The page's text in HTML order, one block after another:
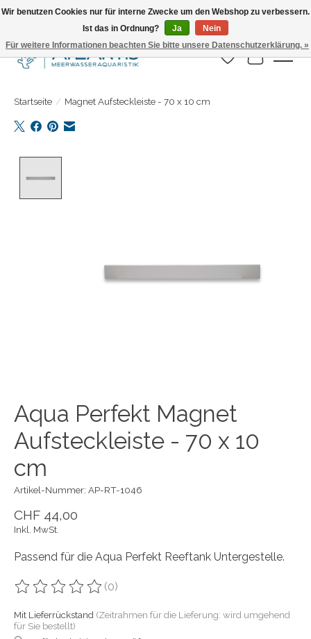
Täglicher Versand. Bestelle bis 15.00 Uhr
Wunschzettel
Ihr
Startseite / Magnet Aufsteckleiste - 70 x 10 cm
Aqua Perfekt Magnet
Aufsteckleiste - 70 x 10
cm
Artikel-Nummer: AP-RT-1046
CHF 44,00
Inkl. MwSt.
Passend für die Aqua Perfekt Reeftank Untergestelle.
Die Bewertung dieses Produkts ist
(0)
Mit Lieferrückstand (Zeitrahmen für die Lieferung: wird umgehend
für Sie bestellt)
Wir benutzen Cookies nur für interne Zwecke um den Webshop zu verbessern.
Ist das in Ordnung?
Ja
Nein
Für weitere Informationen beachten Sie bitte unsere Datenschutzerklärung. »